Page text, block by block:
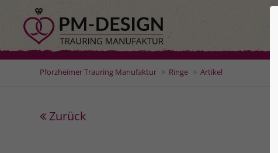
Pforzheimer Trauring Manufaktur Ringe Artikel
Zurück